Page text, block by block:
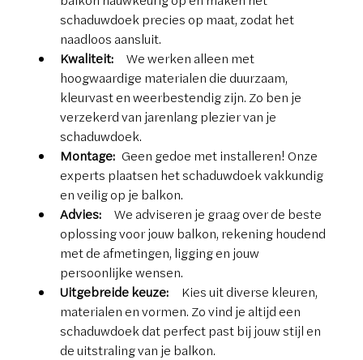
schaduwdoek precies op maat, zodat het
naadloos aansluit.
Kwaliteit: We werken alleen met
hoogwaardige materialen die duurzaam,
kleurvast en weerbestendig zijn. Zo ben je
verzekerd van jarenlang plezier van je
schaduwdoek.
Montage: Geen gedoe met installeren! Onze
experts plaatsen het schaduwdoek vakkundig
en veilig op je balkon.
Advies: We adviseren je graag over de beste
oplossing voor jouw balkon, rekening houdend
met de afmetingen, ligging en jouw
persoonlijke wensen.
Uitgebreide keuze: Kies uit diverse kleuren,
materialen en vormen. Zo vind je altijd een
schaduwdoek dat perfect past bij jouw stijl en
de uitstraling van je balkon.